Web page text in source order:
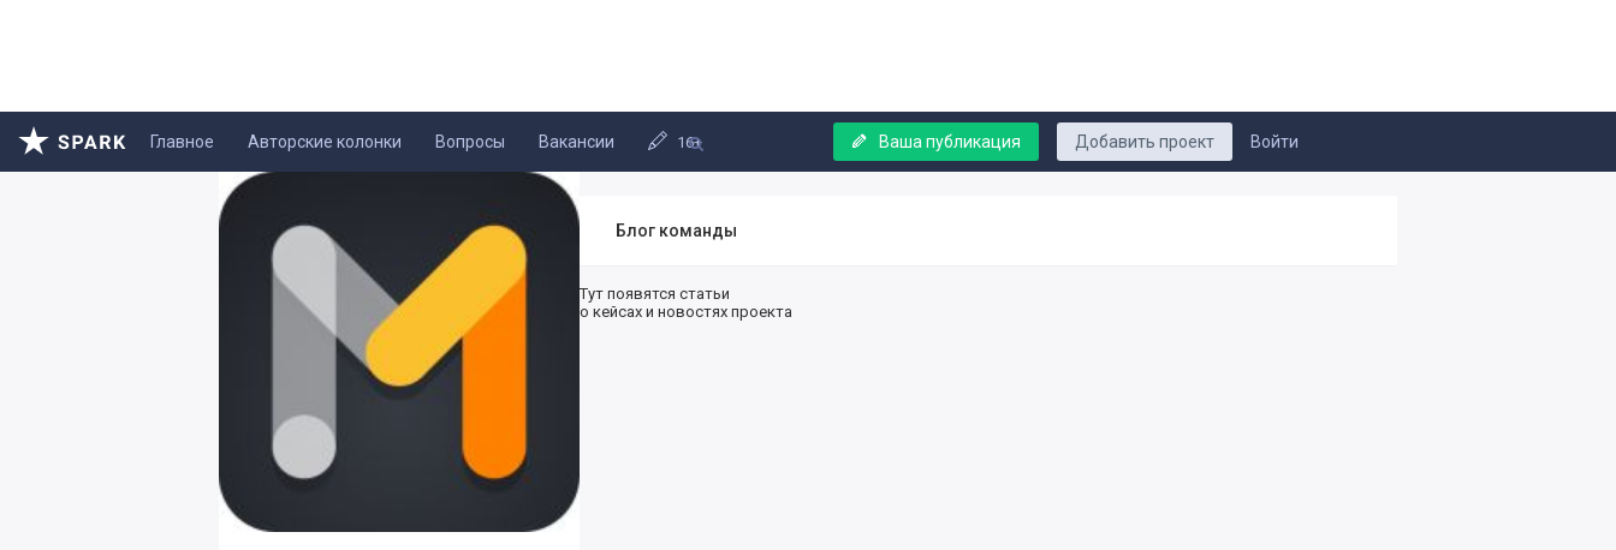
Войти
Добавить проект
Главное Авторские колонки Вопросы Вакансии Ваша публикация
16+
Блог команды
Тут появятся статьи
о кейсах и новостях проекта